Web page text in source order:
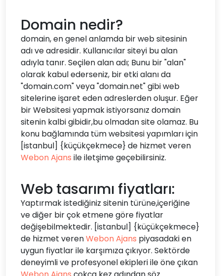
Domain nedir?
domain, en genel anlamda bir web sitesinin
adı ve adresidir. Kullanıcılar siteyi bu alan
adıyla tanır. Seçilen alan adı; Bunu bir "alan"
olarak kabul ederseniz, bir etki alanı da
"domain.com" veya "domain.net" gibi web
sitelerine işaret eden adreslerden oluşur. Eğer
bir Websitesi yapmak istiyorsanız domain
sitenin kalbi gibidir,bu olmadan site olamaz. Bu
konu bağlamında tüm websitesi yapımları için
[istanbul] {küçükçekmece} de hizmet veren
Webon Ajans ile iletşime geçebilirsiniz.
Web tasarımı fiyatları:
Yaptırmak istediğiniz sitenin türüne,içeriğine
ve diğer bir çok etmene göre fiyatlar
değişebilmektedir. [istanbul] {küçükçekmece}
de hizmet verenWebon Ajans piyasadaki en
uygun fiyatlar ile karşımıza çıkıyor. Sektörde
deneyimli ve profesyonel ekipleri ile öne çıkan